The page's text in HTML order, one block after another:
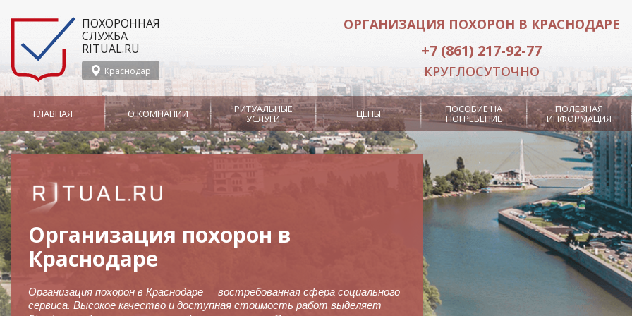
ПОХОРОННАЯ
СЛУЖБА
RITUAL.RU
Краснодар
ОРГАНИЗАЦИЯ ПОХОРОН В КРАСНОДАРЕ
+7 (861) 217-92-77
КРУГЛОСУТОЧНО
ГЛАВНАЯ О КОМПАНИИ
Новости
Отзывы Производство
Группа Компаний
РИТУАЛЬНЫЕ
УСЛУГИ
Вызов ритуального
Перевозка тела в морг
Заказ ритуального лифта
Носильщики гроба
Похоронный оркестр
Кремация
Груз 200 Катафалк Место на кладбище
ЦЕНЫ ПОСОБИЕ НА
ПОГРЕБЕНИЕ
ПОЛЕЗНАЯ
ИНФОРМАЦИЯ
Организация похорон в
Краснодаре
Организация похорон в Краснодаре — востребованная сфера социального
сервиса. Высокое качество и доступная стоимость работ выделяет